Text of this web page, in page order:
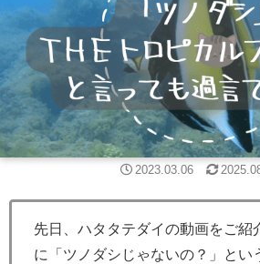
2023.03.06
先日、ハタタテダイの動画をご紹
に「ツノダシじゃないの？」とい